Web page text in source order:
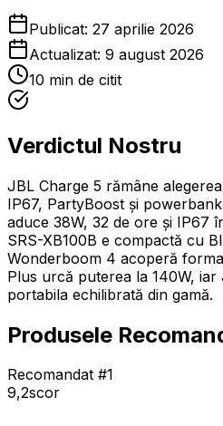
Publicat: 27 aprilie 2026
Actualizat: 9 august 2026
10 min de citit
Verdictul Nostru
JBL Charge 5 rămâne
IP67, PartyBoost și
aduce 38W, 32 de ore și IP67
SRS-XB100B e compactă cu
Wonderboom 4 acoperă
Plus urcă puterea la 140W,
portabila echilibrată din gamă.
Produsele
Recomandat #1
9,2scor